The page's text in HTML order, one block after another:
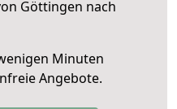
Göttingen nach
Minuten
Angebote.